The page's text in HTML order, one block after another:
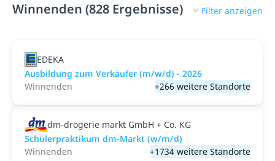
Winnenden (828 Ergebnisse) Filter anzeigen
EDEKA
Ausbildung zum Verkäufer (m/w/d) - 2026
Winnenden
+266 weitere Standorte
dm-drogerie markt GmbH + Co. KG
Schülerpraktikum dm-Markt (w/m/d)
Winnenden
+1734 weitere Standorte